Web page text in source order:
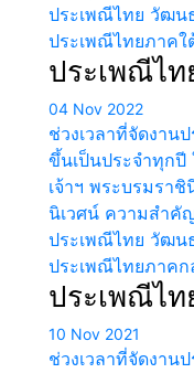
ประเพณีไทย วัฒน
ประเพณีไทยภาคใ
ประเพณีไท
04 Nov 2022
ช่วงเวลาที่จัดงาน
ขึ้นเป็นประจำทุกปี
เจ้าฯ พระบรมรา
นิเวศน์ ความสำคั
ประเพณีไทย วัฒน
ประเพณีไทยภาคก
ประเพณีไ
10 Nov 2021
ช่วงเวลาที่จัดงา